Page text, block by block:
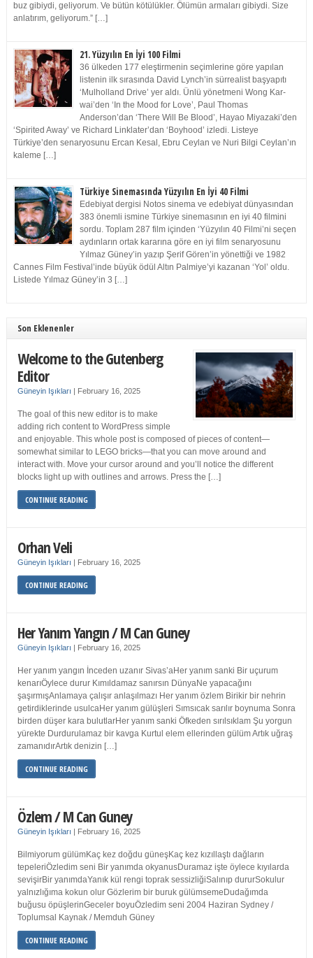
buz gibiydi, geliyorum. Ve bütün kötülükler. Ölümün armaları gibiydi. Size
anlatırım, geliyorum.” […]
21. Yüzyılın En İyi 100 Filmi
36 ülkeden 177 eleştirmenin seçimlerine göre yapılan
listenin ilk sırasında David Lynch’in sürrealist başyapıtı
‘Mulholland Drive’ yer aldı. Ünlü yönetmeni Wong Kar-
wai’den ‘In the Mood for Love’, Paul Thomas
Anderson’dan ‘There Will Be Blood’, Hayao Miyazaki’den
‘Spirited Away’ ve Richard Linklater’dan ‘Boyhood’ izledi. Listeye
Türkiye’den senaryosunu Ercan Kesal, Ebru Ceylan ve Nuri Bilgi Ceylan’ın
kaleme […]
Türkiye Sinemasında Yüzyılın En İyi 40 Filmi
Edebiyat dergisi Notos sinema ve edebiyat dünyasından
383 önemli ismine Türkiye sinemasının en iyi 40 filmini
sordu. Toplam 287 film içinden ‘Yüzyılın 40 Filmi’ni seçen
aydınların ortak kararına göre en iyi film senaryosunu
Yılmaz Güney’in yazıp Şerif Gören’in yönettiği ve 1982
Cannes Film Festival’inde büyük ödül Altın Palmiye’yi kazanan ‘Yol’ oldu.
Listede Yılmaz Güney’in 3 […]
Son Eklenenler
Welcome to the Gutenberg
Editor
Güneyin Işıkları | February 16, 2025
The goal of this new editor is to make
adding rich content to WordPress simple
and enjoyable. This whole post is composed of pieces of content—
somewhat similar to LEGO bricks—that you can move around and
interact with. Move your cursor around and you’ll notice the different
blocks light up with outlines and arrows. Press the […]
CONTINUE READING
Orhan Veli
Güneyin Işıkları | February 16, 2025
CONTINUE READING
Her Yanım Yangın / M Can Guney
Güneyin Işıkları | February 16, 2025
Her yanım yangın İnceden uzanır Sivas’aHer yanım sanki Bir uçurum
kenarıÖylece durur Kımıldamaz sanırsın DünyaNe yapacağını
şaşırmışAnlamaya çalışır anlaşılmazı Her yanım özlem Birikir bir nehrin
getirdiklerinde usulcaHer yanım gülüşleri Sımsıcak sarılır boynuma Sonra
birden düşer kara bulutlarHer yanım sanki Öfkeden sırılsıklam Şu yorgun
yürekte Durdurulamaz bir kavga Kurtul elem ellerinden gülüm Artık uğraş
zamanıdırArtık denizin […]
CONTINUE READING
Özlem / M Can Guney
Güneyin Işıkları | February 16, 2025
Bilmiyorum gülümKaç kez doğdu güneşKaç kez kızıllaştı dağların
tepeleriÖzledim seni Bir yanımda okyanusDuramaz işte öylece kıyılarda
sevişirBir yanımdaYanık kül rengi toprak sessizliğiSalınıp dururSokulur
yalnızlığıma kokun olur Gözlerim bir buruk gülümsemeDudağımda
buğusu öpüşlerinGeceler boyuÖzledim seni 2004 Haziran Sydney /
Toplumsal Kaynak / Memduh Güney
CONTINUE READING